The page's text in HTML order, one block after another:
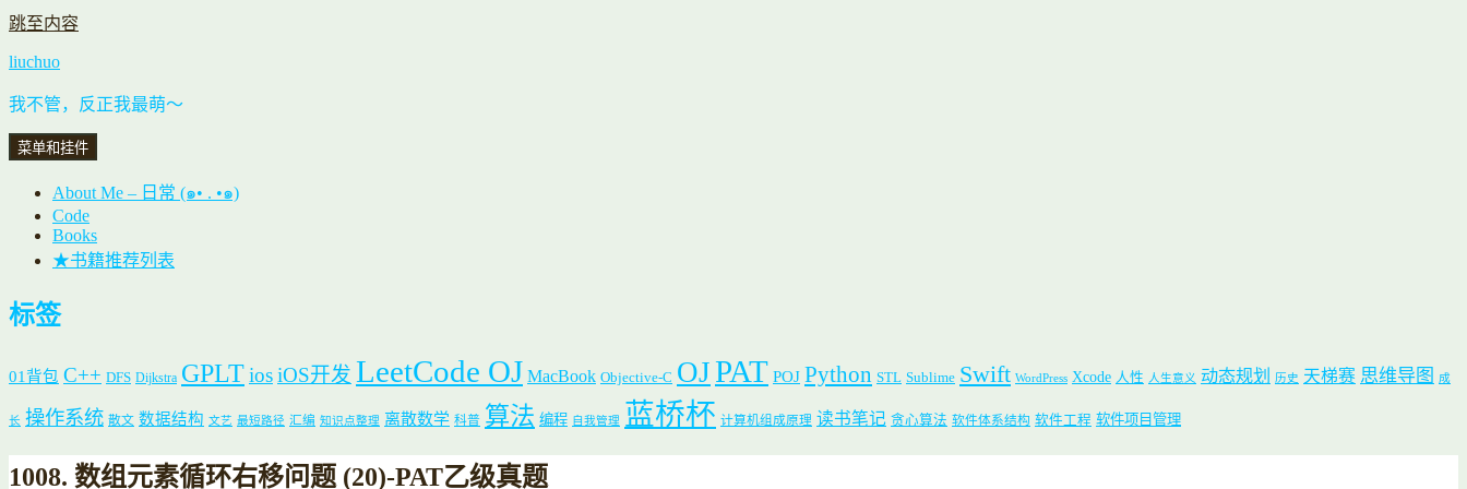
跳至内容
liuchuo
我不管，反正我最萌～
菜单和挂件
About Me – 日常 (๑• . •๑)
Code
Books
★书籍推荐列表
标签
01背包 C++ DFS Dijkstra GPLTiosiOS开发 LeetCode OJ MacBook Objective-C OJPAT POJ Python STL Sublime Swift WordPress Xcode 人性 人生意义 动态规划 历史 天梯赛 思维导图 成
长 操作系统 散文 数据结构 文艺 最短路径 汇编 知识点整理 离散数学 科普 算法 编程 自我管理 蓝桥杯 计算机组成原理 读书笔记 贪心算法 软件体系结构 软件工程 软件项目管理
1008. 数组元素循环右移问题 (20)-PAT乙级真题